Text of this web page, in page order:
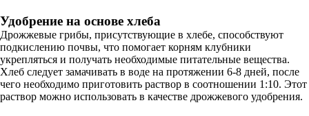
Удобрение на основе хлеба
Дрожжевые грибы, присутствующие в хлебе, способствуют
подкислению почвы, что помогает корням клубники
укрепляться и получать необходимые питательные вещества.
Хлеб следует замачивать в воде на протяжении 6-8 дней, после
чего необходимо приготовить раствор в соотношении 1:10. Этот
раствор можно использовать в качестве дрожжевого удобрения.